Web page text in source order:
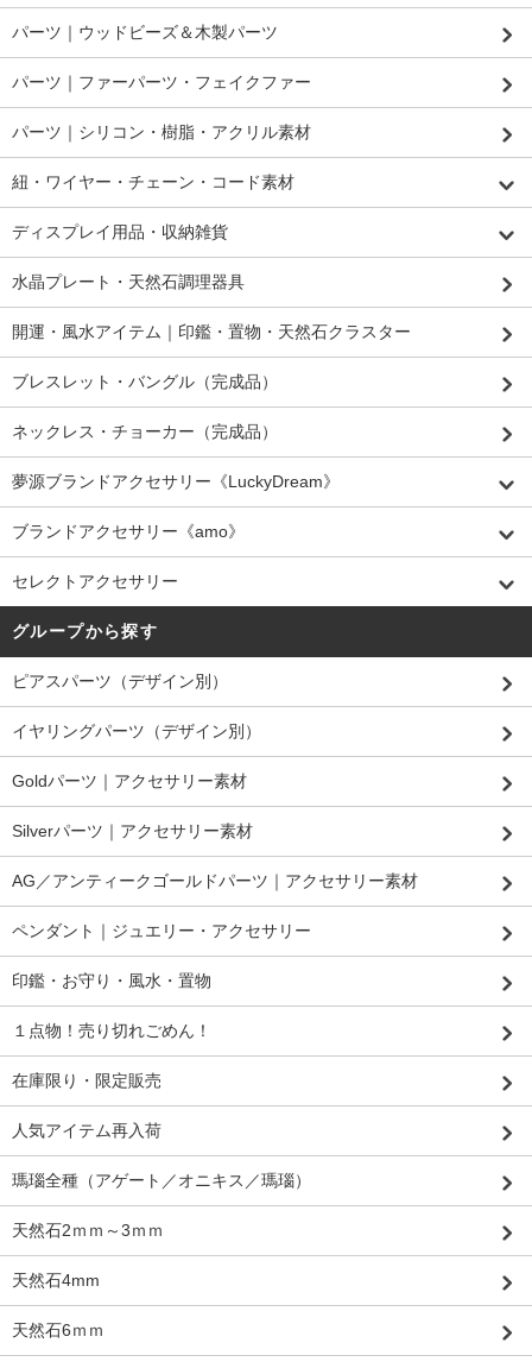
パーツ｜ウッドビーズ＆木製パーツ
パーツ｜ファーパーツ・フェイクファー
パーツ｜シリコン・樹脂・アクリル素材
紐・ワイヤー・チェーン・コード素材
ディスプレイ用品・収納雑貨
水晶プレート・天然石調理器具
開運・風水アイテム｜印鑑・置物・天然石クラスター
ブレスレット・バングル（完成品）
ネックレス・チョーカー（完成品）
夢源ブランドアクセサリー《LuckyDream》
ブランドアクセサリー《amo》
セレクトアクセサリー
グループから探す
ピアスパーツ（デザイン別）
イヤリングパーツ（デザイン別）
Goldパーツ｜アクセサリー素材
Silverパーツ｜アクセサリー素材
AG／アンティークゴールドパーツ｜アクセサリー素材
ペンダント｜ジュエリー・アクセサリー
印鑑・お守り・風水・置物
１点物！売り切れごめん！
在庫限り・限定販売
人気アイテム再入荷
瑪瑙全種（アゲート／オニキス／瑪瑙）
天然石2ｍｍ～3ｍｍ
天然石4mm
天然石6ｍｍ